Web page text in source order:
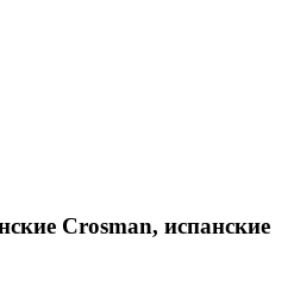
Crosman, испанские